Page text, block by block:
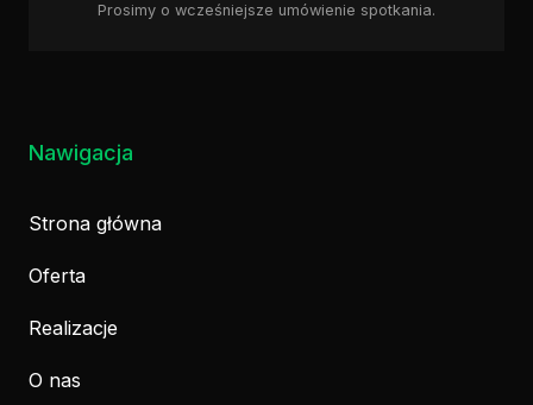
Prosimy o wcześniejsze umówienie spotkania.
Nawigacja
Strona główna
Oferta
Realizacje
O nas